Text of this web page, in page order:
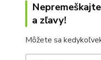
a zľavy!
Môžete sa